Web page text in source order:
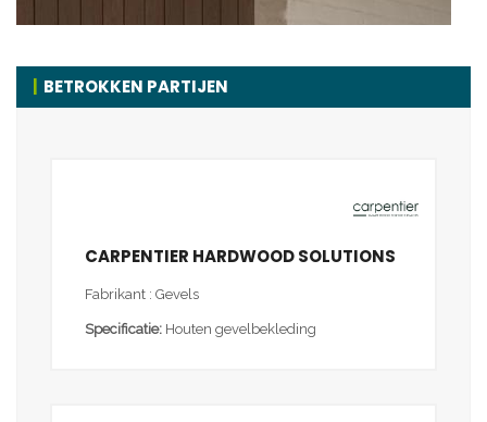
BETROKKEN PARTIJEN
CARPENTIER HARDWOOD SOLUTIONS
Fabrikant : Gevels
Specificatie: Houten gevelbekleding